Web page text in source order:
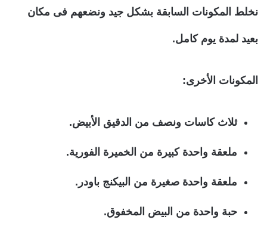
نخلط المكونات السابقة بشكل جيد ونضعهم فى مكان
بعيد لمدة يوم كامل.
المكونات الأخرى:
ثلاث كاسات ونصف من الدقيق الأبيض.
ملعقة واحدة كبيرة من الخميرة الفورية.
ملعقة واحدة صغيرة من البيكنج باودر.
حبة واحدة من البيض المخفوق.